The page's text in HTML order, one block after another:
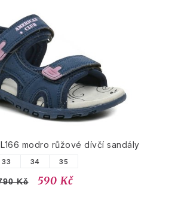
modro růžové dívčí sandály
33 34 35
Kč 590 Kč